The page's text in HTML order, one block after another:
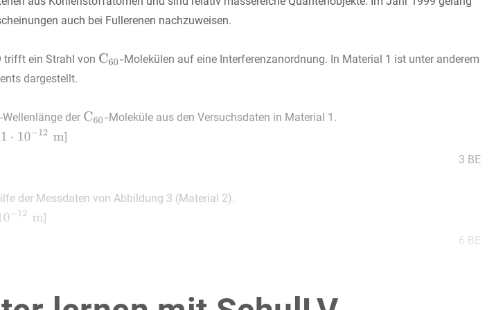
auch bei Fullerenen nachzuweisen.
trifft ein Strahl von
Molekülen auf eine Interferenzanordnung. In Material 1 ist unter anderem
dargestellt.
der
Moleküle aus den Versuchsdaten in Material 1.
]
3 BE
der Messdaten von Abbildung 3 (Material 2).
]
6 BE